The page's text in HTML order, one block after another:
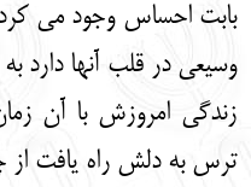
بابت احساس وجود می
وسیعی در قلب آنها دارد
زندگی امروزش با آن
ترس به دلش راه یافت از